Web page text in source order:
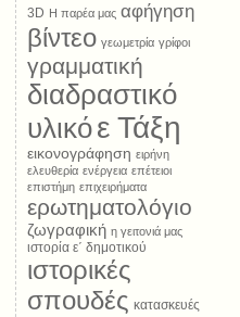
3D Η παρέα μας αφήγηση
βίντεο γεωμετρία γρίφοι
γραμματική
διαδραστικό
υλικόε Τάξη
εικονογράφηση ειρήνη
ελευθερία ενέργεια επέτειοι
επιστήμη επιχειρήματα
ερωτηματολόγιο
ζωγραφική η γειτονιά μας
ιστορία ε΄ δημοτικού
ιστορικές
σπουδές κατασκευές